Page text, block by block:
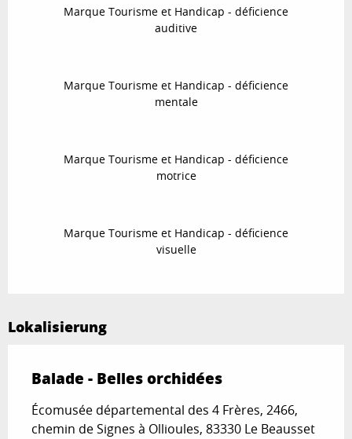
Marque Tourisme et Handicap - déficience
auditive
Marque Tourisme et Handicap - déficience
mentale
Marque Tourisme et Handicap - déficience
motrice
Marque Tourisme et Handicap - déficience
visuelle
Lokalisierung
Balade - Belles orchidées
Écomusée départemental des 4 Frères, 2466,
chemin de Signes à Ollioules, 83330 Le Beausset